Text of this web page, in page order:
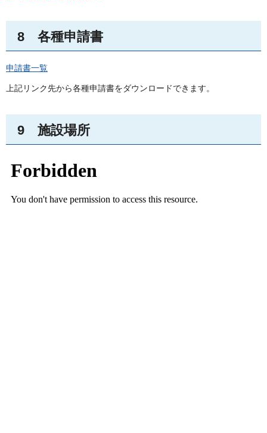
8 各種申請書
申請書一覧
上記リンク先から各種申請書をダウンロードできます。
9 施設場所